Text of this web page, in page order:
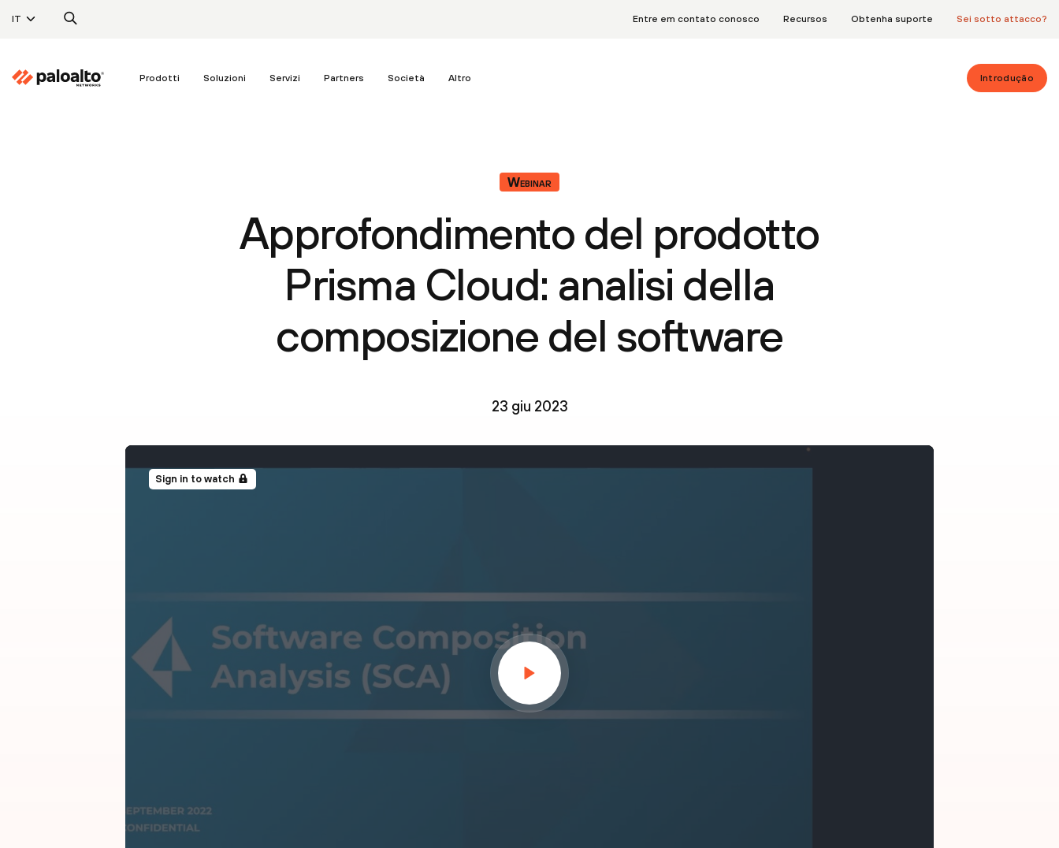
IT Entre em contato conosco Recursos Obtenha suporte Sei sotto attacco?
Prodotti Soluzioni Servizi Partners Società Altro Introdução
Webinar
Approfondimento del prodotto
Prisma Cloud: analisi della
composizione del software
23 giu 2023
Sign in to watch